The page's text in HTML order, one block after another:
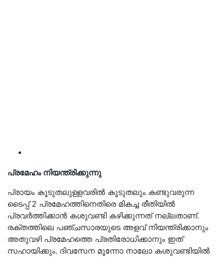
പ്രമേഹം നിയന്ത്രിക്കുന്നു
പ്രായം കൂടുതലുള്ളവരിൽ കൂടുതലും കണ്ടുവരുന്ന
ടൈപ്പ് 2 പ്രമേഹത്തിനെതിരെ മികച്ച രീതിയിൽ
പ്രവർത്തിക്കാൻ കശുവണ്ടി കഴിക്കുന്നത് നല്ലതാണ്.
രക്തത്തിലെ പഞ്ചസാരയുടെ അളവ് നിയന്ത്രിക്കാനും
അതുവഴി പ്രമേഹത്തെ പ്രതിരോധിക്കാനും ഇത്
സഹായിക്കും. ദിവസേന മൂന്നോ നാലോ കശുവണ്ടിയിൽ